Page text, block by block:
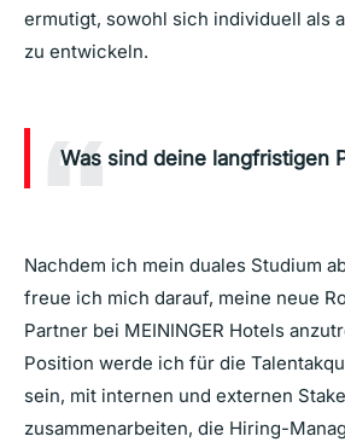
ermutigt, sowohl sich individuell als
zu entwickeln.
Was sind deine langfristigen
Nachdem ich mein duales Studium
freue ich mich darauf, meine neue
Partner bei MEININGER Hotels
Position werde ich für die
sein, mit internen und externen
zusammenarbeiten, die Hiring-